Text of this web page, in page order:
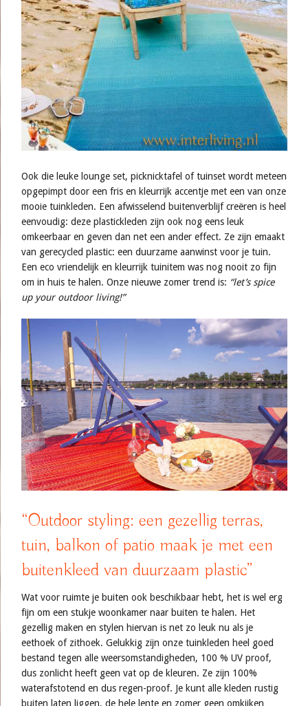
Ook die leuke lounge set, picknicktafel of tuinset wordt meteen
opgepimpt door een fris en kleurrijk accentje met een van onze
mooie tuinkleden. Een afwisselend buitenverblijf creëren is heel
eenvoudig: deze plastickleden zijn ook nog eens leuk
omkeerbaar en geven dan net een ander effect. Ze zijn emaakt
van gerecycled plastic: een duurzame aanwinst voor je tuin.
Een eco vriendelijk en kleurrijk tuinitem was nog nooit zo fijn
om in huis te halen. Onze nieuwe zomer trend is: “let’s spice
up your outdoor living!”
“Outdoor styling: een gezellig terras,
tuin, balkon of patio maak je met een
buitenkleed van duurzaam plastic”
Wat voor ruimte je buiten ook beschikbaar hebt, het is wel erg
fijn om een stukje woonkamer naar buiten te halen. Het
gezellig maken en stylen hiervan is net zo leuk nu als je
eethoek of zithoek. Gelukkig zijn onze tuinkleden heel goed
bestand tegen alle weersomstandigheden, 100 % UV proof,
dus zonlicht heeft geen vat op de kleuren. Ze zijn 100%
waterafstotend en dus regen-proof. Je kunt alle kleden rustig
buiten laten liggen, de hele lente en zomer geen omkijken